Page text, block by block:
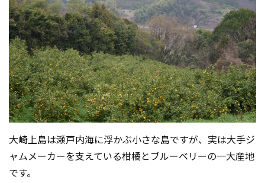
大崎上島は瀬戸内海に浮かぶ小さな島ですが、実は大手ジ
ャムメーカーを支えている柑橘とブルーベリーの一大産地
です。